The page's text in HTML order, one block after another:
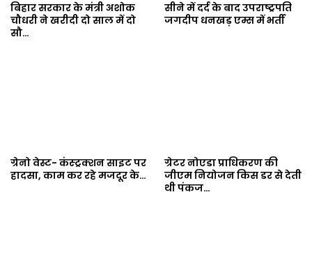
बिहार सरकार के मंत्री अशोक
चौधरी ने खरीदी दो साल में दो
सौ…
सीने में दर्द के बाद उपराष्ट्रपति
जगदीप धनखड़ एम्स में भर्ती
ग्रेनो वेस्ट- कंस्ट्रक्शन साइट पर
हादसा, काम कर रहे मजदूर के…
ग्रेटर नोएडा प्राधिकरण की
जीएम नियोजन किस डर से देती
थी पंकज…